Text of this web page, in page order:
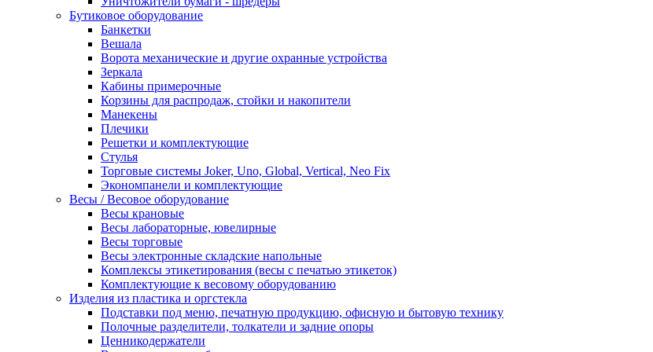
Бутиковое оборудование
Банкетки
Вешала
Ворота механические и другие охранные устройства
Зеркала
Кабины примерочные
Корзины для распродаж, стойки и накопители
Манекены
Плечики
Решетки и комплектующие
Стулья
Торговые системы Joker, Uno, Global, Vertical, Neo Fix
Экономпанели и комплектующие
Весы / Весовое оборудование
Весы крановые
Весы лабораторные, ювелирные
Весы торговые
Весы электронные складские напольные
Комплексы этикетирования (весы с печатью этикеток)
Комплектующие к весовому оборудованию
Изделия из пластика и оргстекла
Подставки под меню, печатную продукцию, офисную и бытовую технику
Полочные разделители, толкатели и задние опоры
Ценникодержатели